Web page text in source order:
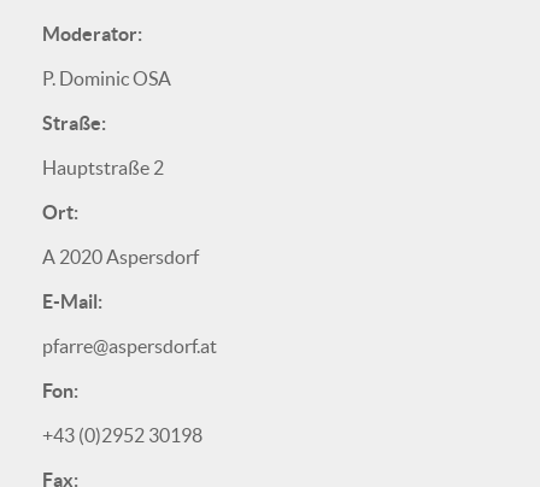
Moderator:
P. Dominic OSA
Straße:
Hauptstraße 2
Ort:
A 2020 Aspersdorf
E-Mail:
pfarre@aspersdorf.at
Fon:
+43 (0)2952 30198
Fax: